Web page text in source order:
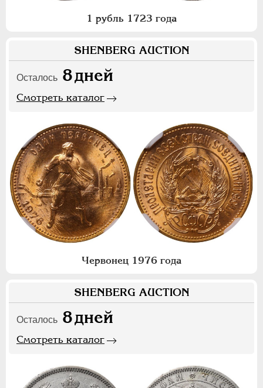
1 рубль 1723 года
SHENBERG AUCTION
Осталось 8дней
Смотреть каталог
Червонец 1976 года
SHENBERG AUCTION
Осталось 8дней
Смотреть каталог